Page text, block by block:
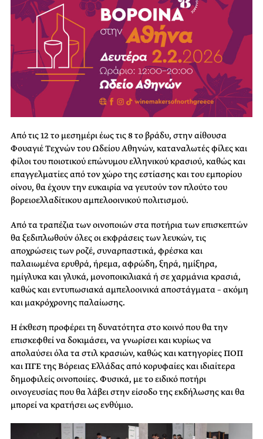
Από τις 12 το μεσημέρι έως τις 8 το βράδυ, στην αίθουσα
Φουαγιέ Τεχνών του Ωδείου Αθηνών, καταναλωτές φίλες και
φίλοι του ποιοτικού επώνυμου ελληνικού κρασιού, καθώς και
επαγγελματίες από τον χώρο της εστίασης και του εμπορίου
οίνου, θα έχουν την ευκαιρία να γευτούν τον πλούτο του
βορειοελλαδίτικου αμπελοοινικού πολιτισμού.
Από τα τραπέζια των οινοποιών στα ποτήρια των επισκεπτών
θα ξεδιπλωθούν όλες οι εκφράσεις των λευκών, τις
αποχρώσεις των ροζέ, συναρπαστικά, φρέσκα και
παλαιωμένα ερυθρά, ήρεμα, αφρώδη, ξηρά, ημίξηρα,
ημίγλυκα και γλυκά, μονοποικιλιακά ή σε χαρμάνια κρασιά,
καθώς και εντυπωσιακά αμπελοοινικά αποστάγματα – ακόμη
και μακρόχρονης παλαίωσης.
Η έκθεση προφέρει τη δυνατότητα στο κοινό που θα την
επισκεφθεί να δοκιμάσει, να γνωρίσει και κυρίως να
απολαύσει όλα τα στιλ κρασιών, καθώς και κατηγορίες ΠΟΠ
και ΠΓΕ της Βόρειας Ελλάδας από κορυφαίες και ιδιαίτερα
δημοφιλείς οινοποιίες. Φυσικά, με το ειδικό ποτήρι
οινογευσίας που θα λάβει στην είσοδο της εκδήλωσης και θα
μπορεί να κρατήσει ως ενθύμιο.